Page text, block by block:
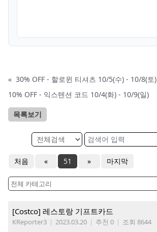
« 30% OFF - 할로윈 티셔츠 10/5(수) - 10/8(토)
10% OFF - 익스텐션 코드 10/4(화) - 10/9(일)
목록보기
처음 « 51 » 마지막
[Costco] 레스토랑 기프트카드
KReporter3 | 2023.03.20 | 추천 0 | 조회 8644